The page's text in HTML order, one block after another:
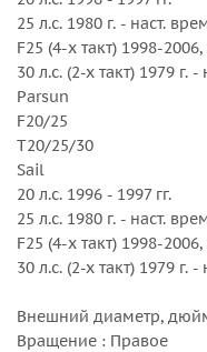
25 л.с. 1980 г. - наст.
F25 (4-х такт) 1998-
30 л.с. (2-х такт) 1979 г.
Parsun
F20/25
T20/25/30
Sail
20 л.с. 1996 - 1997 гг.
25 л.с. 1980 г. - наст.
F25 (4-х такт) 1998-
30 л.с. (2-х такт) 1979 г.
Внешний диаметр,
Вращение : Правое